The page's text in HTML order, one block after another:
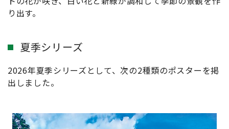
り出す。
夏季シリーズ
2026年夏季シリーズとして、次の2種類のポスターを掲
出しました。